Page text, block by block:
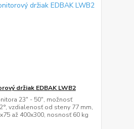
držiak EDBAK LWB2
23" - 50", možnosť
vzdialenosť od steny 77 mm,
až 400x300, nosnosť 60 kg